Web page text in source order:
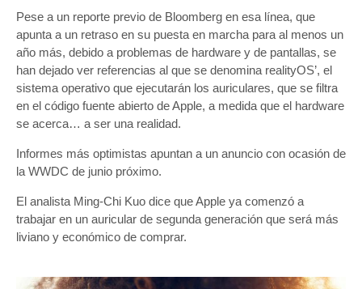
Pese a un reporte previo de Bloomberg en esa línea, que
apunta a un retraso en su puesta en marcha para al menos un
año más, debido a problemas de hardware y de pantallas, se
han dejado ver referencias al que se denomina realityOS’, el
sistema operativo que ejecutarán los auriculares, que se filtra
en el código fuente abierto de Apple, a medida que el hardware
se acerca… a ser una realidad.
Informes más optimistas apuntan a un anuncio con ocasión de
la WWDC de junio próximo.
El analista Ming-Chi Kuo dice que Apple ya comenzó a
trabajar en un auricular de segunda generación que será más
liviano y económico de comprar.